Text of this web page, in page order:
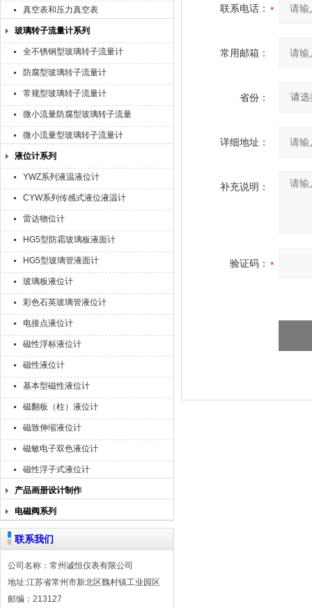
真空表和压力真空表
玻璃转子流量计系列
全不锈钢型玻璃转子流量计
防腐型玻璃转子流量计
常规型玻璃转子流量计
微小流量防腐型玻璃转子流量
计
微小流量型玻璃转子流量计
液位计系列
YWZ系列液温液位计
CYW系列传感式液位液温计
雷达物位计
HG5型防霜玻璃板液面计
HG5型玻璃管液面计
玻璃板液位计
彩色石英玻璃管液位计
电接点液位计
磁性浮标液位计
磁性液位计
基本型磁性液位计
磁翻板（柱）液位计
磁致伸缩液位计
磁敏电子双色液位计
磁性浮子式液位计
产品画册设计制作
电磁阀系列
联系我们
公司名称：常州诚恒仪表有限公司
地址:江苏省常州市新北区魏村镇工业园区
邮编：213127
联系电话：
常用邮箱：
省份：
详细地址：
补充说明：
验证码：